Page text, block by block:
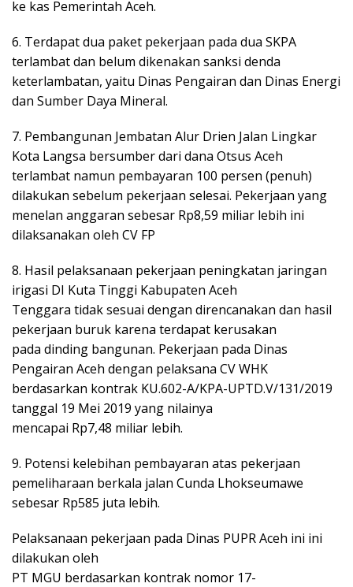
ke kas Pemerintah Aceh.
6. Terdapat dua paket pekerjaan pada dua SKPA
terlambat dan belum dikenakan sanksi denda
keterlambatan, yaitu Dinas Pengairan dan Dinas Energi
dan Sumber Daya Mineral.
7. Pembangunan Jembatan Alur Drien Jalan Lingkar
Kota Langsa bersumber dari dana Otsus Aceh
terlambat namun pembayaran 100 persen (penuh)
dilakukan sebelum pekerjaan selesai. Pekerjaan yang
menelan anggaran sebesar Rp8,59 miliar lebih ini
dilaksanakan oleh CV FP
8. Hasil pelaksanaan pekerjaan peningkatan jaringan
irigasi DI Kuta Tinggi Kabupaten Aceh
Tenggara tidak sesuai dengan direncanakan dan hasil
pekerjaan buruk karena terdapat kerusakan
pada dinding bangunan. Pekerjaan pada Dinas
Pengairan Aceh dengan pelaksana CV WHK
berdasarkan kontrak KU.602-A/KPA-UPTD.V/131/2019
tanggal 19 Mei 2019 yang nilainya
mencapai Rp7,48 miliar lebih.
9. Potensi kelebihan pembayaran atas pekerjaan
pemeliharaan berkala jalan Cunda Lhokseumawe
sebesar Rp585 juta lebih.
Pelaksanaan pekerjaan pada Dinas PUPR Aceh ini ini
dilakukan oleh
PT MGU berdasarkan kontrak nomor 17-